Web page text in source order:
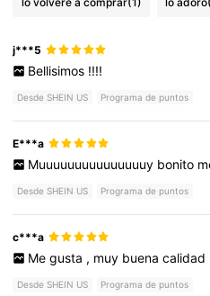
j***5
Bellisimos !!!!
Desde SHEIN US Programa de puntos
E***a
Muuuuuuuuuuuuuuuy bonito
Desde SHEIN US Programa de puntos
c***a
Me gusta , muy buena calidad
Desde SHEIN US Programa de puntos